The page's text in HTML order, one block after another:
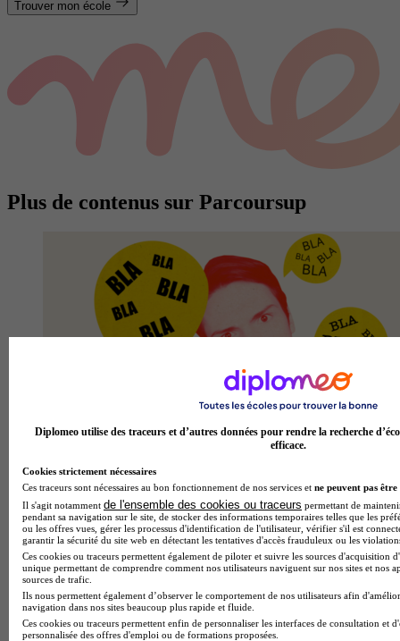
Trouver mon école
Plus de contenus sur Parcoursup
Parcoursup, pourquoi ces formations ne te répondront pas
avant le 21 août
Diplomeo utilise des traceurs et d’autres données pour rendre la recherche
efficace.
Cookies strictement nécessaires
Ces traceurs sont nécessaires au bon fonctionnement de nos services et ne peuvent pas être
Il s'agit notamment de l'ensemble des cookies ou traceurs permettant de
pendant sa navigation sur le site, de stocker des informations temporaires telles que les
ou les offres vues, gérer les processus d'identification de l'utilisateur, vérifier s'il est
garantir la sécurité du site web en détectant les tentatives d'accès frauduleux ou les
Ces cookies ou traceurs permettent également de piloter et suivre les sources d'acquisition
unique permettant de comprendre comment nos utilisateurs naviguent sur nos sites et nos
sources de trafic.
Ils nous permettent également d’observer le comportement de nos utilisateurs afin
navigation dans nos sites beaucoup plus rapide et fluide.
Ces cookies ou traceurs permettent enfin de personnaliser les interfaces de consultation et
personnalisée des offres d'emploi ou de formations proposées.